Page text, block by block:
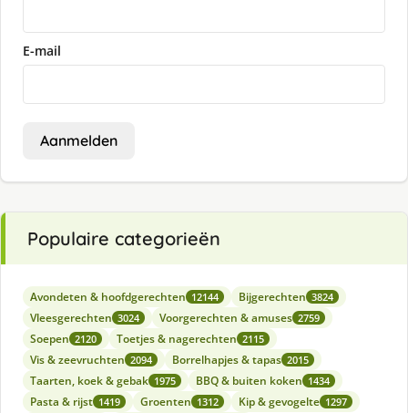
E-mail
Aanmelden
Populaire categorieën
Avondeten & hoofdgerechten 12144 Bijgerechten 3824
Vleesgerechten 3024 Voorgerechten & amuses 2759
Soepen 2120 Toetjes & nagerechten 2115
Vis & zeevruchten 2094 Borrelhapjes & tapas 2015
Taarten, koek & gebak 1975 BBQ & buiten koken 1434
Pasta & rijst 1419 Groenten 1312 Kip & gevogelte 1297